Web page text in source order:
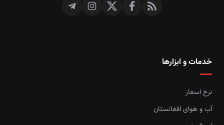
خدمات و ابزارها
نرخ اسعار
آب و هوای افغانستان